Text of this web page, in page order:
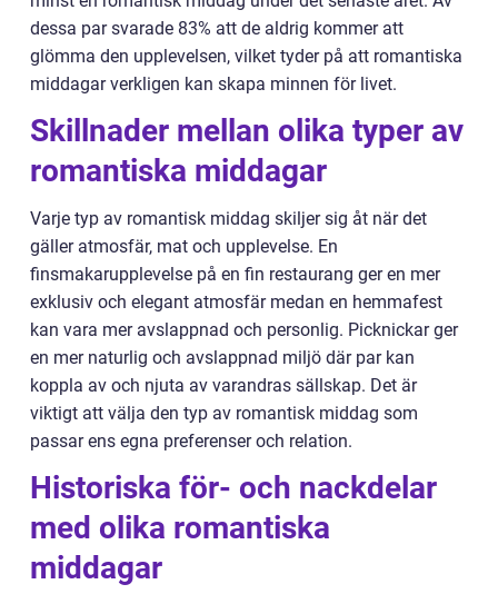
dessa par svarade 83% att de aldrig kommer att
glömma den upplevelsen, vilket tyder på att romantiska
middagar verkligen kan skapa minnen för livet.
Skillnader mellan olika typer av
romantiska middagar
Varje typ av romantisk middag skiljer sig åt när det
gäller atmosfär, mat och upplevelse. En
finsmakarupplevelse på en fin restaurang ger en mer
exklusiv och elegant atmosfär medan en hemmafest
kan vara mer avslappnad och personlig. Picknickar ger
en mer naturlig och avslappnad miljö där par kan
koppla av och njuta av varandras sällskap. Det är
viktigt att välja den typ av romantisk middag som
passar ens egna preferenser och relation.
Historiska för- och nackdelar
med olika romantiska
middagar